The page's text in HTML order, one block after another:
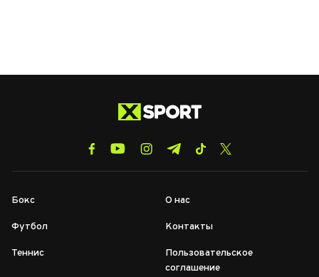
Бокс
Футбол
Теннис
О нас
Контакты
Пользовательское
соглашение